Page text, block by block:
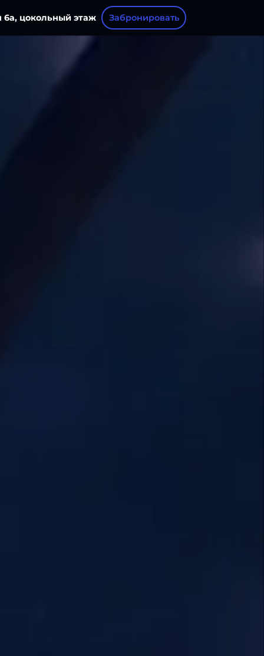
6а, цокольный этаж Забронировать